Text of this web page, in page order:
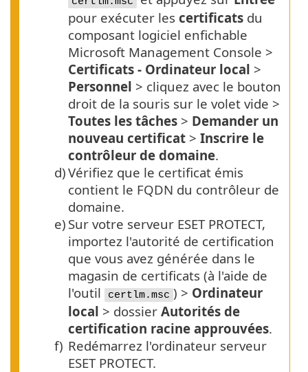
pour exécuter les certificats du
composant logiciel enfichable
Microsoft Management Console >
Certificats - Ordinateur local >
Personnel > cliquez avec le bouton
droit de la souris sur le volet vide >
Toutes les tâches > Demander un
nouveau certificat > Inscrire le
contrôleur de domaine.
d)Vérifiez que le certificat émis
contient le FQDN du contrôleur de
domaine.
e) Sur votre serveur ESET PROTECT,
importez l'autorité de certification
que vous avez générée dans le
magasin de certificats (à l'aide de
l'outil
certlm.msc ) > Ordinateur
local > dossier Autorités de
certification racine approuvées.
f) Redémarrez l'ordinateur serveur
ESET PROTECT.